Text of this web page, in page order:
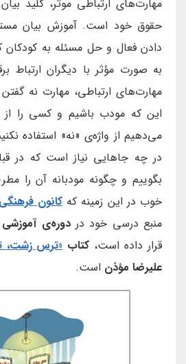
مهارت‌های ارتباطی موثر، کلید
حقوق خود است. آموزش بیان
دادن فعال و حل مسئله به کودکان
به صورت مؤثر با دیگران ارتباط
مهارت‌های ارتباطی، مهارت نه
این که مودب باشیم و کسی را از
می‌دهیم از واژه‌ی «نه» استفاده
در چه جاهایی نیاز است که در
بگوییم و چگونه مودبانه آن را
خوب در این زمینه که کانون
منبع درسی خود دردوره‌ی
قرار داده است، کتاب«ترس زشت،
علیرضا مؤذن است.